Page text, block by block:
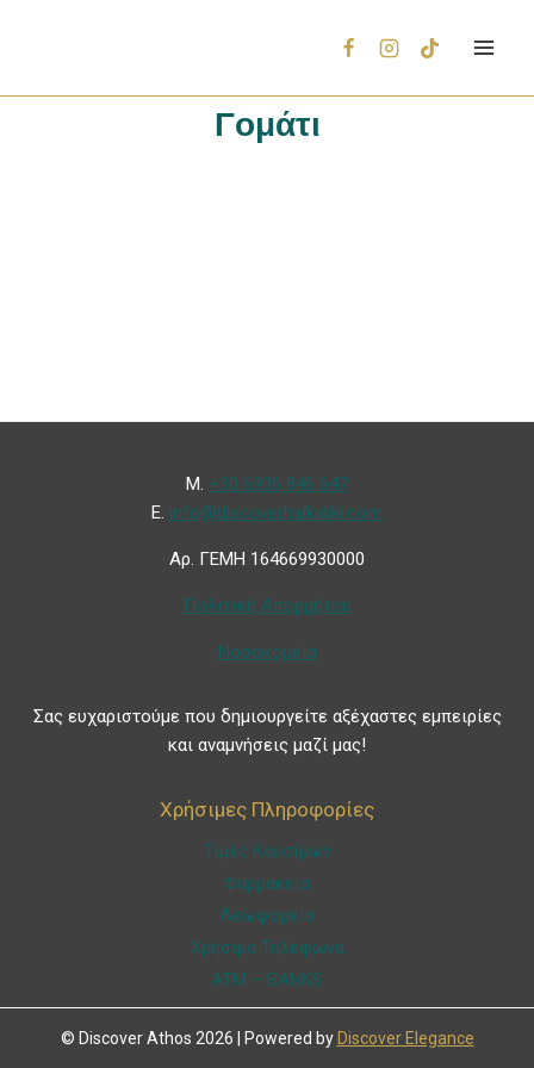
Γομάτι
Μ. +30 6936 846 647
Ε. info@discoverhalkidiki.com
Αρ. ΓΕΜΗ 164669930000
Πολιτική Απορρήτου
Νοσοκομεία
Σας ευχαριστούμε που δημιουργείτε αξέχαστες εμπειρίες
και αναμνήσεις μαζί μας!
Χρήσιμες Πληροφορίες
Τιμές Καυσίμων
Φαρμακεία
Λεωφορεία
Χρήσιμα Τηλέφωνα
ATM – BANKS
© Discover Athos 2026 | Powered by Discover Elegance